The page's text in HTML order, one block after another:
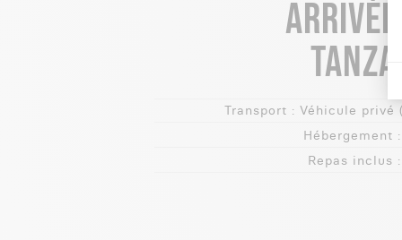
Transport : Véhicule privé
Hébergement :
Repas inclus :